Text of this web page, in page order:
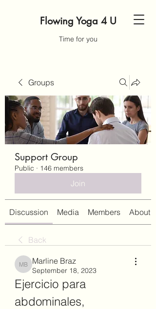
Flowing Yoga 4 U
Time for you
Groups
Support Group
Public · 146 members
Join
Discussion Media Members About
Back
Marline Braz
Marline Braz
September 18, 2023
Ejercicio para
abdominales,